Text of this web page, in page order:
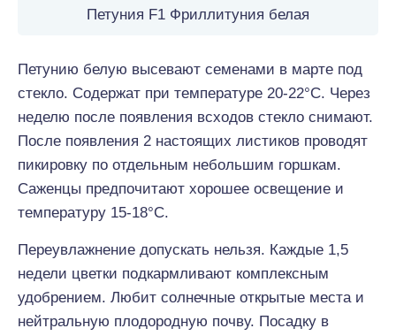
Петуния F1 Фриллитуния белая
Петунию белую высевают семенами в марте под
стекло. Содержат при температуре 20-22°C. Через
неделю после появления всходов стекло снимают.
После появления 2 настоящих листиков проводят
пикировку по отдельным небольшим горшкам.
Саженцы предпочитают хорошее освещение и
температуру 15-18°C.
Переувлажнение допускать нельзя. Каждые 1,5
недели цветки подкармливают комплексным
удобрением. Любит солнечные открытые места и
нейтральную плодородную почву. Посадку в